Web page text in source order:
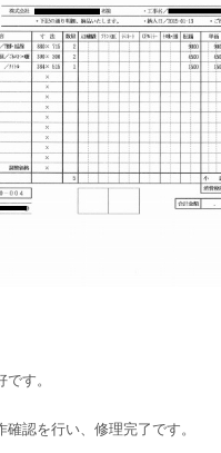
す。
確認を行い、修理完了です。